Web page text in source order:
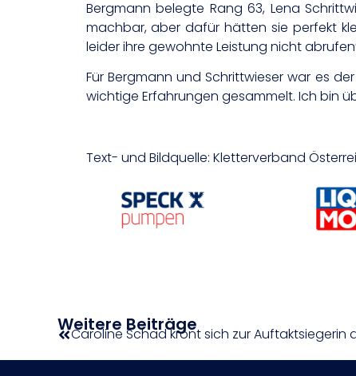
Bergmann belegte Rang 63, Lena
machbar, aber dafür hätten sie perfekt
leider ihre gewohnte Leistung nicht
Für Bergmann und Schrittwieser war es
wichtige Erfahrungen gesammelt. Ich bin
Text- und Bildquelle: Kletterverband
Weitere Beiträge
Caroline Schad krönt sich zur Auftaktsiegerin